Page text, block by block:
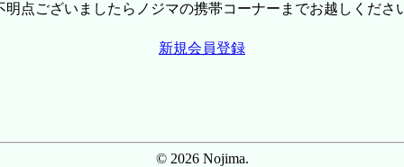
点ございましたらノジマの携帯コーナーまでお越しくださ
新規会員登録
© 2026 Nojima.